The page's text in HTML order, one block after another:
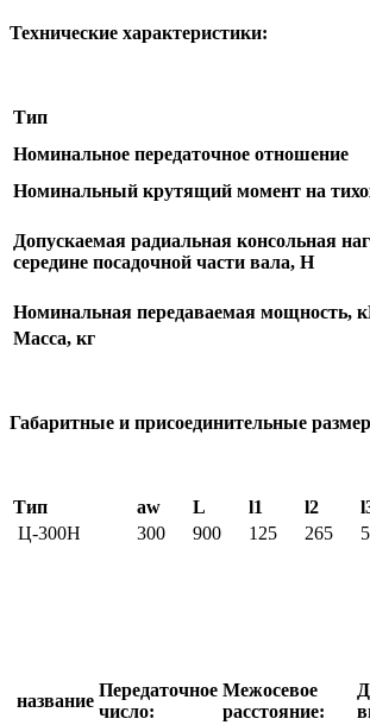
Технические характеристики:
Тип
Номинальное передаточное отношение
Номинальный крутящий момент на
Допускаемая радиальная консольная
середине посадочной части вала, Н
Номинальная передаваемая мощность,
Масса, кг
Габаритные и присоединительные
Тип aw L l1 l2
Ц-300Н
300 900 125 265
название
Передаточное
число:
Межосевое
расстояние: